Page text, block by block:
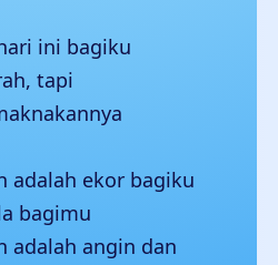
ini bagiku
tapi
adalah ekor bagiku
bagimu
adalah angin dan